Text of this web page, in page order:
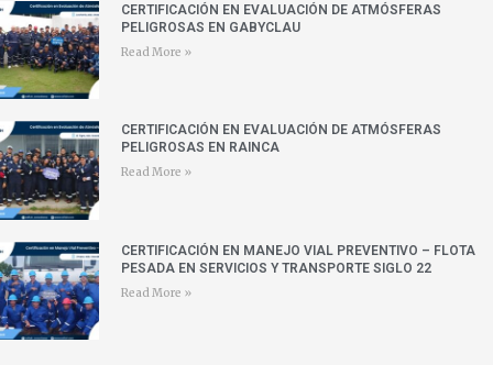
CERTIFICACIÓN EN EVALUACIÓN DE ATMÓSFERAS
PELIGROSAS EN GABYCLAU
Read More »
CERTIFICACIÓN EN EVALUACIÓN DE ATMÓSFERAS
PELIGROSAS EN RAINCA
Read More »
CERTIFICACIÓN EN MANEJO VIAL PREVENTIVO – FLOTA
PESADA EN SERVICIOS Y TRANSPORTE SIGLO 22
Read More »